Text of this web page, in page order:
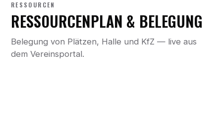
RESSOURCEN
RESSOURCENPLAN & BELEGUNG
Belegung von Plätzen, Halle und KfZ — live aus
dem Vereinsportal.